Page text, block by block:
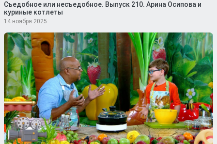
Съедобное или несъедобное. Выпуск 210. Арина Осипова и
куриные котлеты
14 ноября 2025